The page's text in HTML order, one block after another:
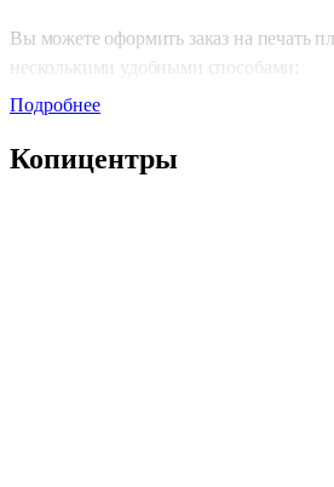
Вы можете оформить заказ на печать
несколькими удобными способами:
Зайдите в любой из наших
сайте
Подробнее
Копицентры